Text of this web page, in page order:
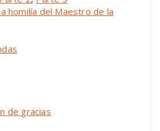
homilía del Maestro de la
de gracias